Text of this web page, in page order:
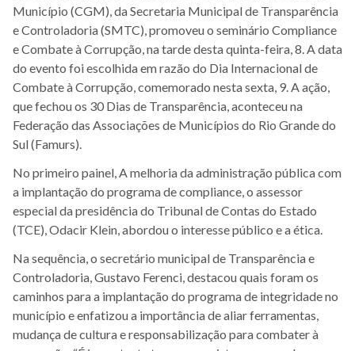
Município (CGM), da Secretaria Municipal de Transparência
e Controladoria (SMTC), promoveu o seminário Compliance
e Combate à Corrupção, na tarde desta quinta-feira, 8. A data
do evento foi escolhida em razão do Dia Internacional de
Combate à Corrupção, comemorado nesta sexta, 9. A ação,
que fechou os 30 Dias de Transparência, aconteceu na
Federação das Associações de Municípios do Rio Grande do
Sul (Famurs).
No primeiro painel, A melhoria da administração pública com
a implantação do programa de compliance, o assessor
especial da presidência do Tribunal de Contas do Estado
(TCE), Odacir Klein, abordou o interesse público e a ética.
Na sequência, o secretário municipal de Transparência e
Controladoria, Gustavo Ferenci, destacou quais foram os
caminhos para a implantação do programa de integridade no
município e enfatizou a importância de aliar ferramentas,
mudança de cultura e responsabilização para combater à